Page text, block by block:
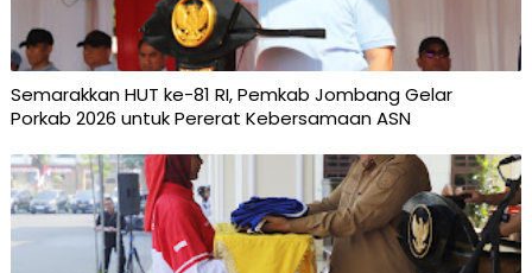
Semarakkan HUT ke-81 RI, Pemkab Jombang Gelar
Porkab 2026 untuk Pererat Kebersamaan ASN